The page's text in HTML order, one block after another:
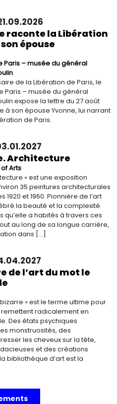
raconte la Libération
épouse
Paris – musée du général
de la Libération de Paris, le
Paris – musée du général
expose la lettre du 27 août
à son épouse Yvonne, lui narrant
de Paris.
Architecture
Arts
» est une exposition
35 peintures architecturales
et 1960. Pionnière de l’art
la beauté et la complexité
qu’elle a habités à travers ces
au long de sa longue carrière,
dans […]
de l’art du mot le
» est le terme ultime pour
radicalement en
Des états psychiques
monstruosités, des
les cheveux sur la tête,
et des créations
bibliothèque d’art est la